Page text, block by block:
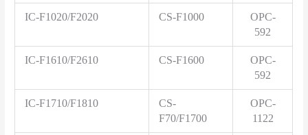
IC-F1020/F2020 CS-F1000
OPC-
592
IC-F1610/F2610 CS-F1600
OPC-
592
IC-F1710/F1810
CS-
F70/F1700
OPC-
1122